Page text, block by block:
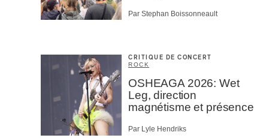
Par Stephan Boissonneault
CRITIQUE DE CONCERT
ROCK
OSHEAGA 2026: Wet
Leg, direction
magnétisme et présence
Par Lyle Hendriks